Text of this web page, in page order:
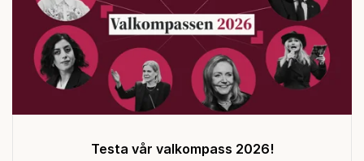
Testa vår valkompass 2026!